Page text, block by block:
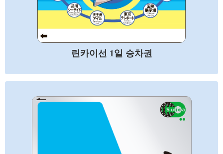
린카이선 1일 승차권